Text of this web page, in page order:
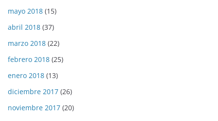
mayo 2018 (15)
abril 2018 (37)
marzo 2018 (22)
febrero 2018 (25)
enero 2018 (13)
diciembre 2017 (26)
noviembre 2017 (20)